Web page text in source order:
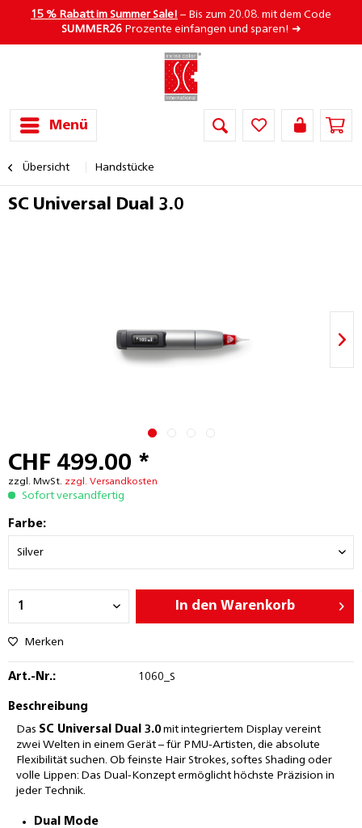
15 % Rabatt im Summer Sale! – Bis zum 20.08. mit dem Code
SUMMER26Prozente einfangen und sparen! ➜
Menü
Übersicht Handstücke
SC Universal Dual 3.0
CHF 499.00 *
zzgl. MwSt. zzgl. Versandkosten
Sofort versandfertig
Farbe:
In den Warenkorb
Merken
Art.-Nr.: 1060_S
Beschreibung
Das SC Universal Dual 3.0 mit integriertem Display vereint
zwei Welten in einem Gerät – für PMU-Artisten, die absolute
Flexibilität suchen. Ob feinste Hair Strokes, softes Shading oder
volle Lippen: Das Dual-Konzept ermöglicht höchste Präzision in
jeder Technik.
Dual Mode